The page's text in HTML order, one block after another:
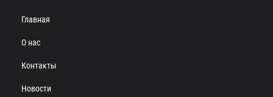
Главная
О нас
Контакты
Новости